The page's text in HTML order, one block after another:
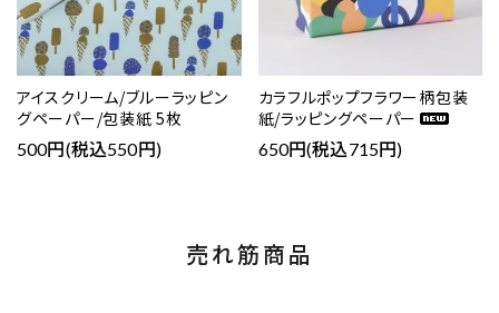
アイスクリーム/ブルーラッピン
グペーパー/包装紙 5枚
500円(税込550円)
カラフルポップフラワー柄包装
紙/ラッピングペーパー
650円(税込715円)
売れ筋商品